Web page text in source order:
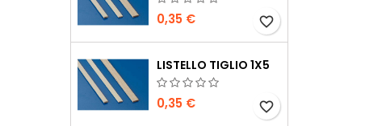
0,35 € favorite_border
LISTELLO TIGLIO 1X5
0,35 € favorite_border